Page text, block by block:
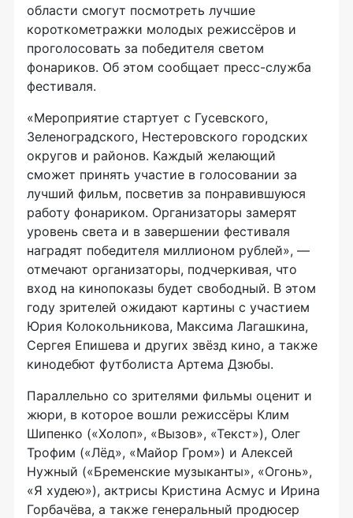
области смогут посмотреть лучшие
короткометражки молодых режиссёров и
проголосовать за победителя светом
фонариков. Об этом сообщает пресс-служба
фестиваля.
«Мероприятие стартует с Гусевского,
Зеленоградского, Нестеровского городских
округов и районов. Каждый желающий
сможет принять участие в голосовании за
лучший фильм, посветив за понравившуюся
работу фонариком. Организаторы замерят
уровень света и в завершении фестиваля
наградят победителя миллионом рублей», —
отмечают организаторы, подчеркивая, что
вход на кинопоказы будет свободный. В этом
году зрителей ожидают картины с участием
Юрия Колокольникова, Максима Лагашкина,
Сергея Епишева и других звёзд кино, а также
кинодебют футболиста Артема Дзюбы.
Параллельно со зрителями фильмы оценит и
жюри, в которое вошли режиссёры Клим
Шипенко («Холоп», «Вызов», «Текст»), Олег
Трофим («Лёд», «Майор Гром») и Алексей
Нужный («Бременские музыканты», «Огонь»,
«Я худею»), актрисы Кристина Асмус и Ирина
Горбачёва, а также генеральный продюсер